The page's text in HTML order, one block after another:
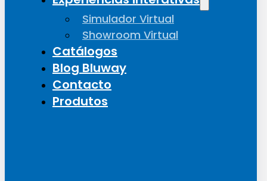
Simulador Virtual
Showroom Virtual
Catálogos
Blog Bluway
Contacto
Produtos